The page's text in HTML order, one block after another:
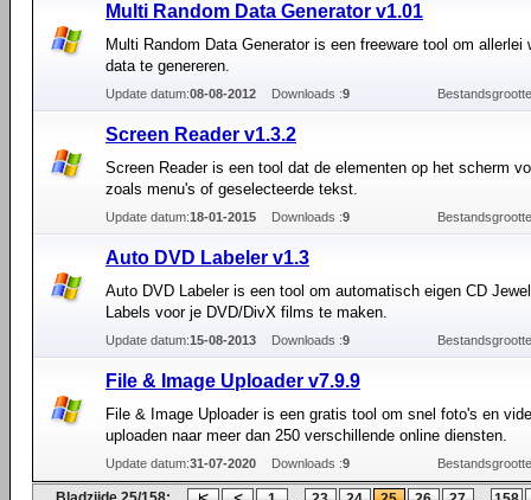
Multi Random Data Generator v1.01
Multi Random Data Generator is een freeware tool om allerlei
data te genereren.
Update datum:08-08-2012 Downloads :9
Screen Reader v1.3.2
Screen Reader is een tool dat de elementen op het scherm
zoals menu's of geselecteerde tekst.
Update datum:18-01-2015 Downloads :9
Auto DVD Labeler v1.3
Auto DVD Labeler is een tool om automatisch eigen CD
Labels voor je DVD/DivX films te maken.
Update datum:15-08-2013 Downloads :9
File & Image Uploader v7.9.9
File & Image Uploader is een gratis tool om snel foto's en
uploaden naar meer dan 250 verschillende online diensten.
Update datum:31-07-2020 Downloads :9